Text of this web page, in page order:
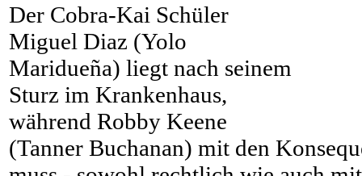
Der Cobra-Kai Schüler
Miguel Diaz (Yolo
Maridueña) liegt nach seinem
Sturz im Krankenhaus,
während Robby Keene
(Tanner Buchanan) mit den